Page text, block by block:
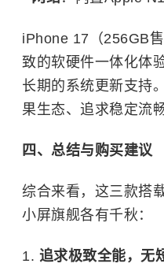
iPhone 17（256GB
致的软硬件一体化体
长期的系统更新支持
果生态、追求稳定流
四、总结与购买建议
综合来看，这三款搭
小屏旗舰各有千秋：
1. 追求极致全能，无